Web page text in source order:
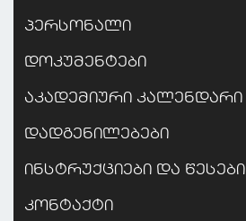
პერსონალი
დოკუმენტები
აკადემიური კალენდარი
დადგენილებები
ინსტრუქციები და წესები
კონტაქტი